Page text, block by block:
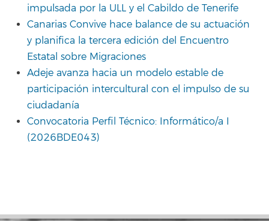
impulsada por la ULL y el Cabildo de Tenerife
Canarias Convive hace balance de su actuación
y planifica la tercera edición del Encuentro
Estatal sobre Migraciones
Adeje avanza hacia un modelo estable de
participación intercultural con el impulso de su
ciudadanía
Convocatoria Perfil Técnico: Informático/a I
(2026BDE043)